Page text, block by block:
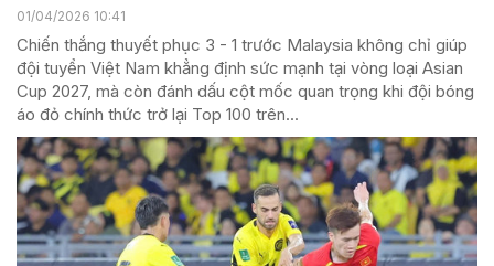
01/04/2026 10:41
Chiến thắng thuyết phục 3 - 1 trước Malaysia không chỉ giúp
đội tuyển Việt Nam khẳng định sức mạnh tại vòng loại Asian
Cup 2027, mà còn đánh dấu cột mốc quan trọng khi đội bóng
áo đỏ chính thức trở lại Top 100 trên...